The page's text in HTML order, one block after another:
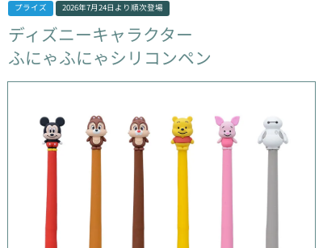
プライズ 2026年7月24日 より順次登場
ディズニーキャラクター
ふにゃふにゃシリコンペン